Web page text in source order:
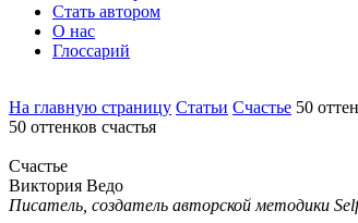
Стать автором
О нас
Глоссарий
На главную страницу Статьи Счастье 50
50 оттенков счастья
Счастье
Виктория Ведо
Писатель, создатель авторской методики